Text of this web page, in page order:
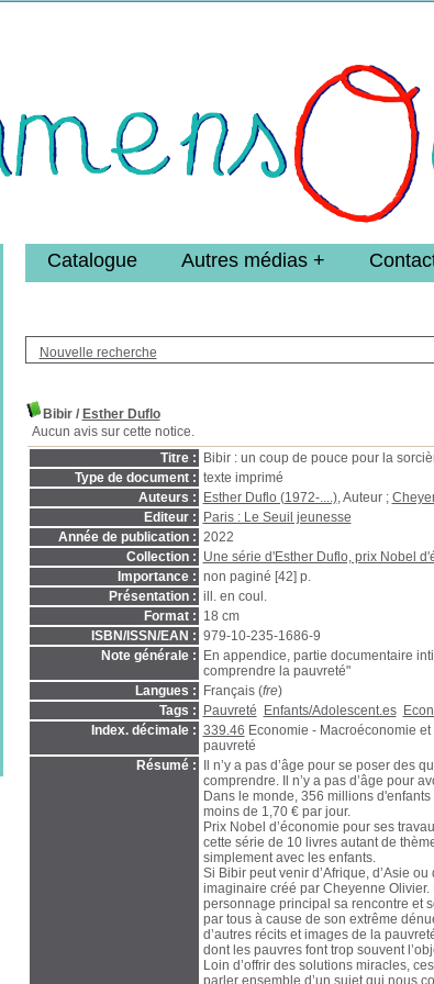
Nouvelle recherche
Bibir/ Esther Duflo
Aucun avis sur cette notice.
Titre :
Bibir : un coup de pouce pour la
Type de document : texte imprimé
Auteurs :
Esther Duflo (1972-....), Auteur ;
Editeur :
Paris : Le Seuil jeunesse
Année de publication : 2022
Collection : Une série d'Esther Duflo, prix Nobel
Importance : non paginé [42] p.
Présentation : ill. en coul.
Format : 18 cm
ISBN/ISSN/EAN : 979-10-235-1686-9
Note générale :
En appendice, partie documentaire
comprendre la pauvreté"
Langues :
Français (fre)
Tags :
Pauvreté Enfants/Adolescent.es
Index. décimale : 339.46 Economie - Macroéconomie
pauvreté
Résumé :
Il n’y a pas d’âge pour se poser des
comprendre. Il n’y a pas d’âge pour
Dans le monde, 356 millions
moins de 1,70 € par jour.
Prix Nobel d’économie pour ses
cette série de 10 livres autant de
simplement avec les enfants.
Si Bibir peut venir d’Afrique, d’Asie
imaginaire créé par Cheyenne
personnage principal sa rencontre et
par tous à cause de son extrême
d’autres récits et images de la
dont les pauvres font trop souvent
Loin d’offrir des solutions miracles,
parler ensemble d’un sujet qui nous
Catalogue Autres médias